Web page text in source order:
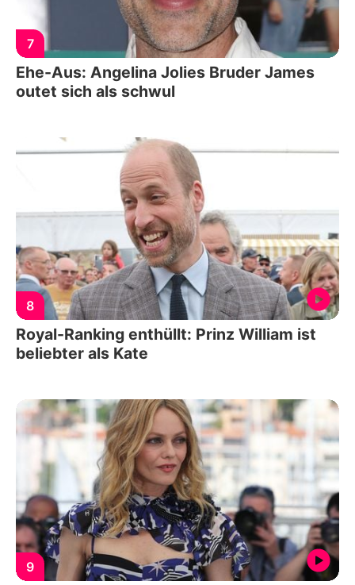
7
Ehe-Aus: Angelina Jolies Bruder James
outet sich als schwul
8
Royal-Ranking enthüllt: Prinz William ist
beliebter als Kate
9